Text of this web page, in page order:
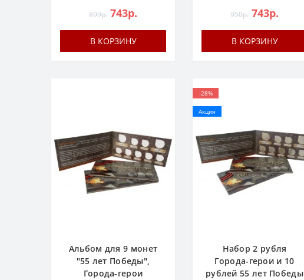
899р. 743р.
В КОРЗИНУ
950р. 743р.
В КОРЗИНУ
Альбом для 9 монет
"55 лет Победы",
Города-герои
-28%
Акция
Набор 2 рубля
Города-герои и 10
рублей 55 лет Победы